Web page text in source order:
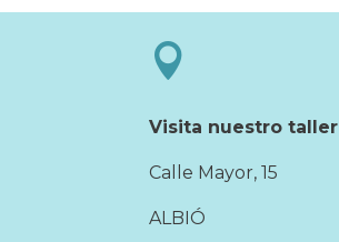

Visita nuestro taller
Calle Mayor, 15
ALBIÓ